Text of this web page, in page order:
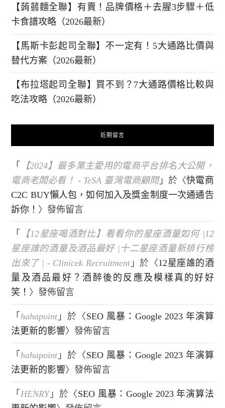
【蒟蒻麵全聯】有賣！品牌價格＋去腥3步驟＋低
卡食譜攻略（2026最新）
【馬斯卡彭起司全聯】不一定有！5大通路比價與
替代方案（2026最新）
【布拉塔起司全聯】買不到？7大通路價格比較與
吃法攻略（2026最新）
近期留言
「
【2024】最多業主愛用的電商平台排名大公開，
電商老闆必看！ - TeSA 臺灣電商顧問」於〈快電商
C2C BUY懶人包，如何加入及獎金制度一次通通告
訴你！ 〉發佈留言
「
【12星座喝酒對比】看看你的星座酒量如何 |12
星座誰的酒量及酒品最好 |十二星座酒量新排行榜
出來了 | - Clinicek Recruitment 」於〈12星座誰的酒
量及酒品最好？酒醉後的反應及模樣真的好好
笑！ 〉發佈留言
「hahapoint 」於〈 SEO 風暴：Google 2023 年演算
法更新的影響〉發佈留言
「hahapoint 」於〈 SEO 風暴：Google 2023 年演算
法更新的影響〉發佈留言
「HENRY」於〈 SEO 風暴：Google 2023 年演算法